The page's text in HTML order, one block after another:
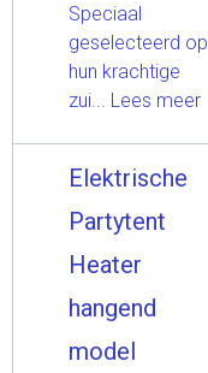
Speciaal
geselecteerd op
hun krachtige
zui... Lees meer
Elektrische
Partytent
Heater
hangend
model